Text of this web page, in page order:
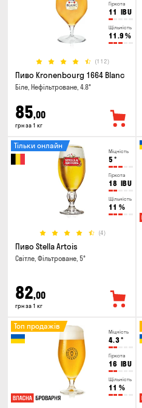
Гіркота
11 IBU
Щільність
11.9 %
(112)
Пиво Kronenbourg 1664 Blanc
Біле, Нефільтроване, 4.8°
85,00
грн за 1 кг
Міцність
5 °
Гіркота
18 IBU
Щільність
11 %
(4)
Тільки онлайн
Пиво Stella Artois
Світле, Фільтроване, 5°
82,00
грн за 1 кг
Міцність
4.3°
Гіркота
16 IBU
Щільність
11 %
Топ продажів